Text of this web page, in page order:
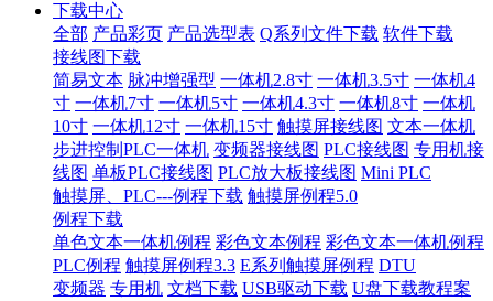
下载中心
全部 产品彩页 产品选型表 Q系列文件下载 软件下载
接线图下载
简易文本 脉冲增强型 一体机2.8寸 一体机3.5寸 一体机4
寸 一体机7寸 一体机5寸 一体机4.3寸 一体机8寸 一体机
10寸 一体机12寸 一体机15寸 触摸屏接线图 文本一体机
步进控制PLC一体机 变频器接线图 PLC接线图 专用机接
线图 单板PLC接线图 PLC放大板接线图 Mini PLC
触摸屏、PLC---例程下载 触摸屏例程5.0
例程下载
单色文本一体机例程 彩色文本例程 彩色文本一体机例程
PLC例程 触摸屏例程3.3 E系列触摸屏例程 DTU
变频器 专用机 文档下载 USB驱动下载 U盘下载教程案